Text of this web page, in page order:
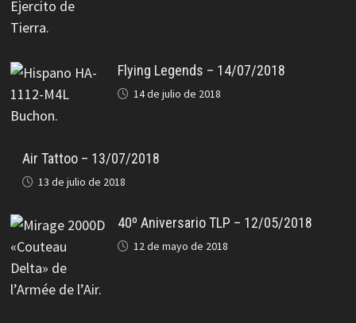
Flying Legends – 14/07/2018
14 de julio de 2018
Air Tattoo – 13/07/2018
13 de julio de 2018
40º Aniversario TLP – 12/05/2018
12 de mayo de 2018